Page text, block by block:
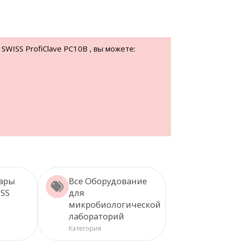
ProfiClave PC10B , вы можете:
Все Оборудование
для
микробиологической
лабораторий
Категория